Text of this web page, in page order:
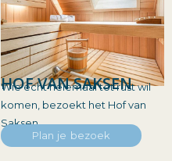
HOF VAN SAKSEN
Wie echt helemaal tot rust wil
komen, bezoekt het Hof van
Saksen.
Plan je bezoek